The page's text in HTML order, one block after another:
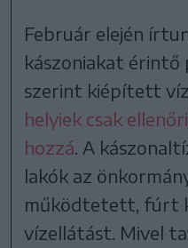
Február elején
kászoniakat érintő
szerint kiépített
helyiek csak
hozzá . A
lakók az
működtetett, fúrt
vízellátást. Mivel